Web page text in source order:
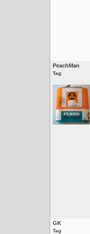
PeachMan
Tag
GK
Tag